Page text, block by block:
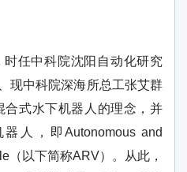
任中科院沈阳自动化研究
现中科院深海所总工张艾群
式水下机器人的理念，并
人，即Autonomous and
（以下简称ARV）。从此，